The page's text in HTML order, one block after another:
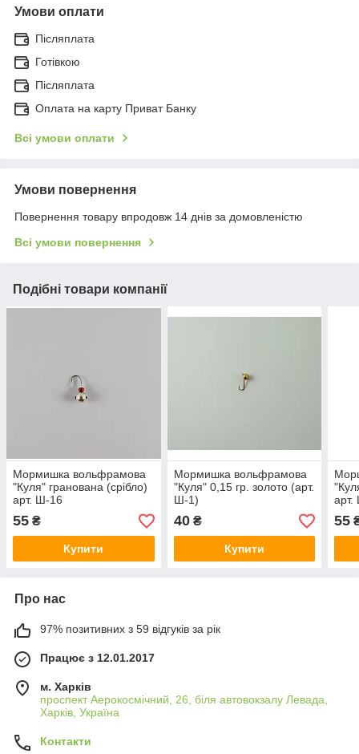
Умови оплати
Післяплата
Готівкою
Післяплата
Оплата на карту Приват Банку
Всі умови оплати
Умови повернення
Повернення товару впродовж 14 днів за домовленістю
Всі умови повернення
Подібні товари компанії
Мормишка вольфрамова
"Куля" гранована (срібло)
арт. Ш-16
55 ₴
Купити
Мормишка вольфрамова
"Куля" 0,15 гр. золото (арт.
Ш-1)
40₴
Купити
55
Про нас
97% позитивних з 59 відгуків за рік
Працює з 12.01.2017
м. Харків
проспект Аерокосмічний, 26, біля автовокзалу Левада,
Харків, Україна
Контакти